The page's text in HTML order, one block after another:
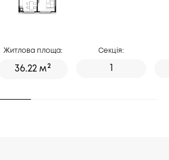
Житлова площа:
36.22 м 2
Секція: